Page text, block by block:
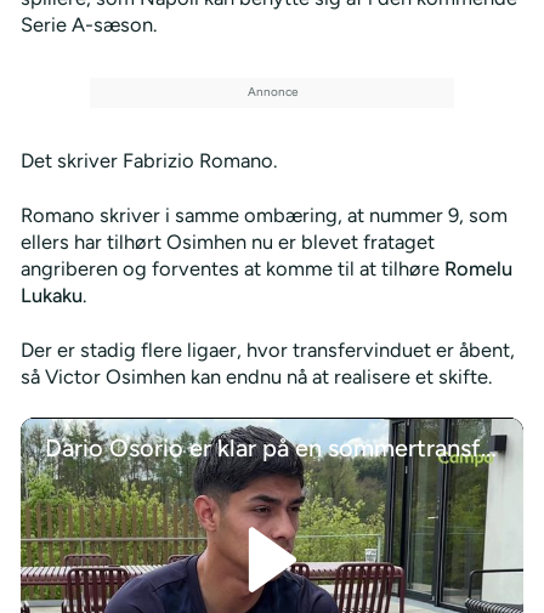
Serie A-sæson.
Det skriver Fabrizio Romano.
Romano skriver i samme ombæring, at nummer 9, som
ellers har tilhørt Osimhen nu er blevet frataget
angriberen og forventes at komme til at tilhøre Romelu
Lukaku.
Der er stadig flere ligaer, hvor transfervinduet er åbent,
så Victor Osimhen kan endnu nå at realisere et skifte.
Dario Osorio er klar på en sommertransfer